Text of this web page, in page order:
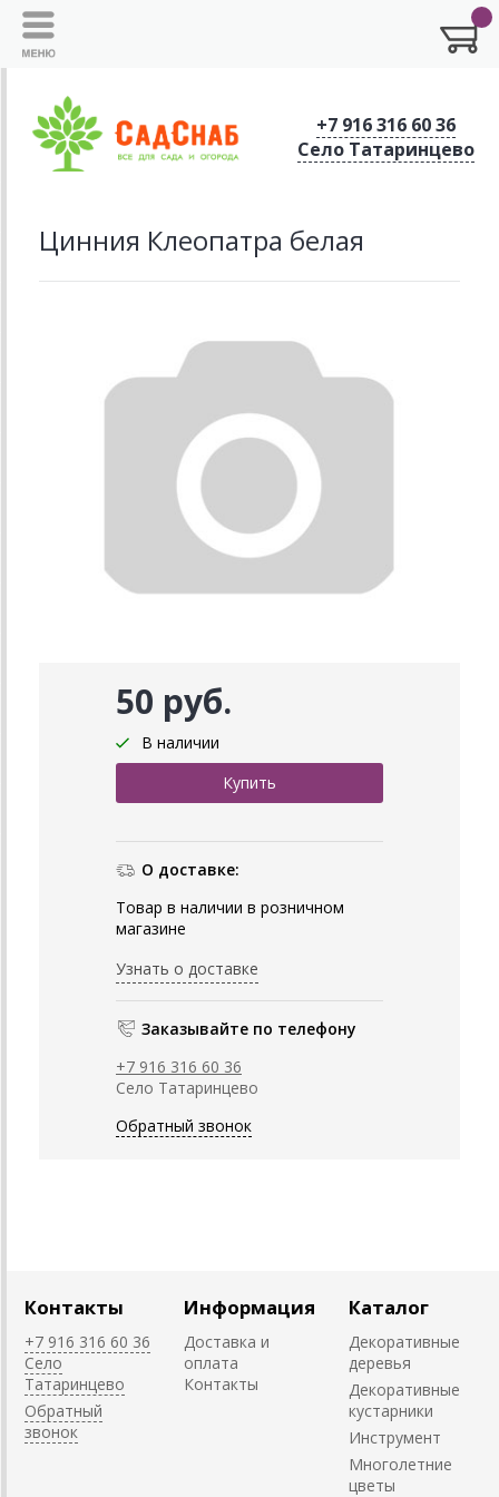
+7 916 316 60 36
Село Татаринцево
Цинния Клеопатра белая
50 руб.
В наличии
О доставке:
Товар в наличии в розничном
магазине
Узнать о доставке
Заказывайте по телефону
+7 916 316 60 36
Село Татаринцево
Обратный звонок
Контакты
+7 916 316 60 36
Село
Татаринцево
Обратный
звонок
Информация
Доставка и
оплата
Контакты
Каталог
Декоративные
деревья
Декоративные
кустарники
Инструмент
Многолетние
цветы